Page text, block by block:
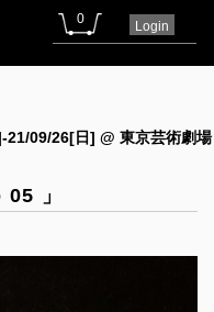
0 Login
21/09/26[日] @ 東京芸術劇場
」